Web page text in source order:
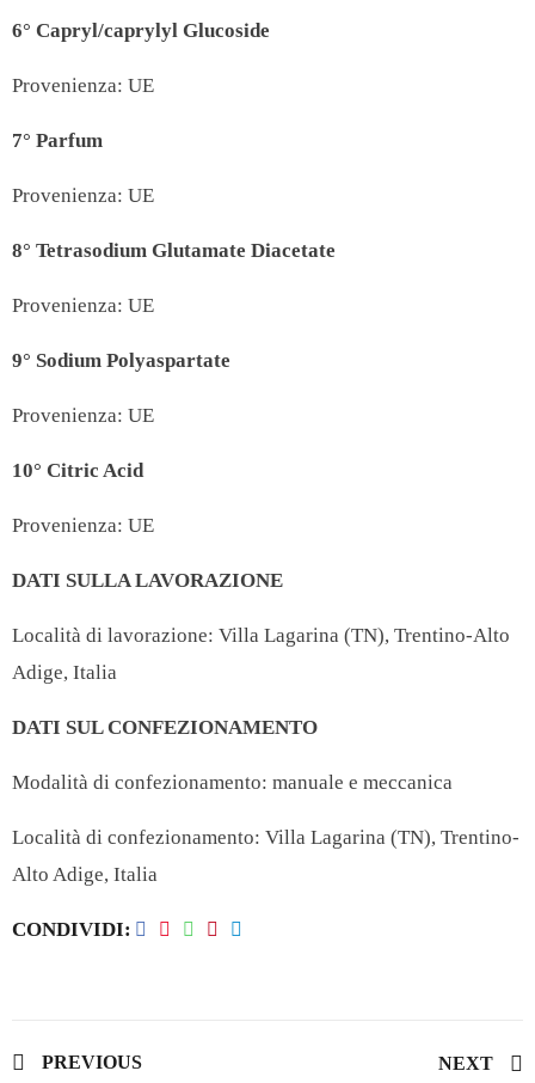
6° Capryl/caprylyl Glucoside
Provenienza: UE
7° Parfum
Provenienza: UE
8° Tetrasodium Glutamate Diacetate
Provenienza: UE
9° Sodium Polyaspartate
Provenienza: UE
10° Citric Acid
Provenienza: UE
DATI SULLA LAVORAZIONE
Località di lavorazione: Villa Lagarina (TN), Trentino-Alto
Adige, Italia
DATI SUL CONFEZIONAMENTO
Modalità di confezionamento: manuale e meccanica
Località di confezionamento: Villa Lagarina (TN), Trentino-
Alto Adige, Italia
CONDIVIDI
PREVIOUS NEXT